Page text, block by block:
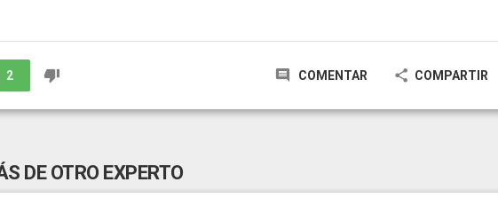
2 COMENTAR COMPARTIR
DE OTRO EXPERTO